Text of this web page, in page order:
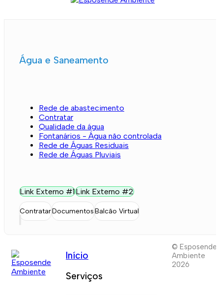
Água e Saneamento
Rede de abastecimento
Contratar
Qualidade da água
Fontanários - Água não controlada
Rede de Águas Residuais
Rede de Águas Pluviais
Link Externo #1Link Externo #2
ContratarDocumentosBalcão Virtual
Início
Serviços
© Esposende
Ambiente
2026